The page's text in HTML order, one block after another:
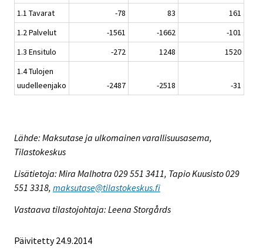
1.1 Tavarat
-78 83
161
1.2 Palvelut
-1561 -1662
-101
1.3 Ensitulo
-272 1248
1520
1.4 Tulojen
uudelleenjako
-2487 -2518 -31
Lähde: Maksutase ja ulkomainen varallisuusasema,
Tilastokeskus
Lisätietoja: Mira Malhotra 029 551 3411, Tapio Kuusisto 029
551 3318, maksutase@tilastokeskus.fi
Vastaava tilastojohtaja: Leena Storgårds
Päivitetty 24.9.2014